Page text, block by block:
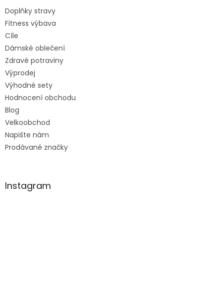
Doplňky stravy
Fitness výbava
Cíle
Dámské oblečení
Zdravé potraviny
Výprodej
Výhodné sety
Hodnocení obchodu
Blog
Velkoobchod
Napište nám
Prodávané značky
Instagram